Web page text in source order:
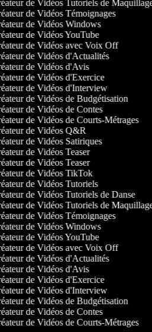
de Vidéos Tutoriels de Maquillage
de Vidéos Témoignages
de Vidéos Windows
de Vidéos YouTube
de Vidéos avec Voix Off
de Vidéos d'Actualités
de Vidéos d'Avis
de Vidéos d'Exercice
de Vidéos d'Interview
de Vidéos de Budgétisation
de Vidéos de Contes
de Vidéos de Courts-Métrages
de Vidéos Q&R
de Vidéos Satiriques
de Vidéos Teaser
de Vidéos Teaser
de Vidéos TikTok
de Vidéos Tutoriels
de Vidéos Tutoriels de Danse
de Vidéos Tutoriels de Maquillage
de Vidéos Témoignages
de Vidéos Windows
de Vidéos YouTube
de Vidéos avec Voix Off
de Vidéos d'Actualités
de Vidéos d'Avis
de Vidéos d'Exercice
de Vidéos d'Interview
de Vidéos de Budgétisation
de Vidéos de Contes
de Vidéos de Courts-Métrages